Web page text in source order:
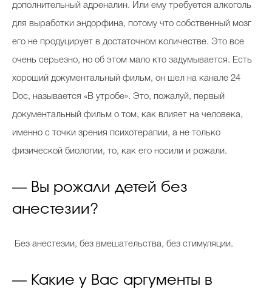
дополнительный адреналин. Или ему требуется алкоголь
для выработки эндорфина, потому что собственный мозг
его не продуцирует в достаточном количестве. Это все
очень серьезно, но об этом мало кто задумывается. Есть
хороший документальный фильм, он шел на канале 24
Doc, называется «В утробе». Это, пожалуй, первый
документальный фильм о том, как влияет на человека,
именно с точки зрения психотерапии, а не только
физической биологии, то, как его носили и рожали.
— Вы рожали детей без
анестезии?
Без анестезии, без вмешательства, без стимуляции.
— Какие у Вас аргументы в